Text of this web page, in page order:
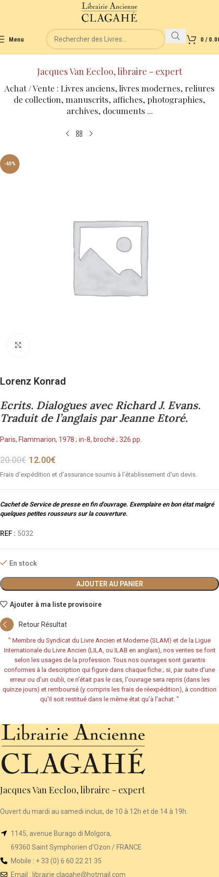
Menu 0 /
Jacques Van Eecloo, libraire - expert
Achat / Vente : Livres anciens, livres modernes, reliures
de collection, manuscrits, affiches, photographies,
archives, documents ...
-40%
Lorenz Konrad
Ecrits. Dialogues avec Richard J. Evans.
Traduit de l’anglais par Jeanne Etoré.
Paris, Flammarion, 1978 ; in-8, broché ; 326 pp.
20.00€ 12.00€
Frais d'expédition et d'assurance soumis à l'établissement d'un devis.
Cachet de Service de presse en fin d'ouvrage. Exemplaire en bon état malgré
quelques petites rousseurs sur la couverture.
REF : 5032
En stock
AJOUTER AU PANIER
Ajouter à ma liste provisoire
Retour Résultat
" Membre du Syndicat du Livre Ancien et Moderne (SLAM) et de la Ligue
Internationale du Livre Ancien (LILA, ou ILAB en anglais), nos ventes se font
selon les usages de la profession. Tous nos ouvrages sont garantis
conformes à la description qui figure dans chaque fiche ; si, par suite d'une
erreur ou d'un oubli, ce n'était pas le cas, l'ouvrage sera repris (dans les
quinze jours) et remboursé (y compris les frais de réexpédition), à condition
qu'il soit restitué dans le même état qu'à l'achat. "
Jacques Van Eecloo, libraire - expert
Ouvert du mardi au samedi inclus, de 10 à 12h et de 14 à 19h.
1145, avenue Burago di Molgora,
69360 Saint Symphorien d'Ozon / FRANCE
Mobile : + 33 (0) 6 60 22 21 35
Email : librairie .clagahe@hotmail.com